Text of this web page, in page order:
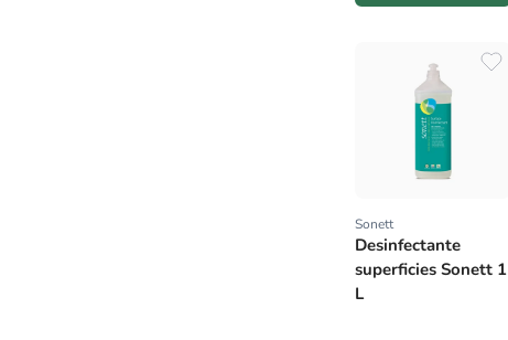
Proveedor:
Sonett
Desinfectante
superficies Sonett 1
L